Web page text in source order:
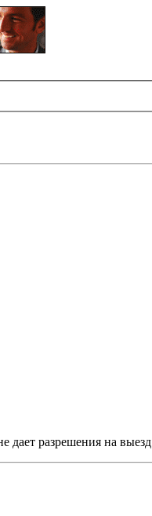
дает разрешения на выезд